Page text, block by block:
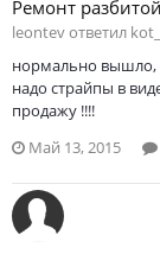
Ремонт
leontev ответил
нормально вышло,
надо страйпы в
продажу !!!!
Май 13, 2015